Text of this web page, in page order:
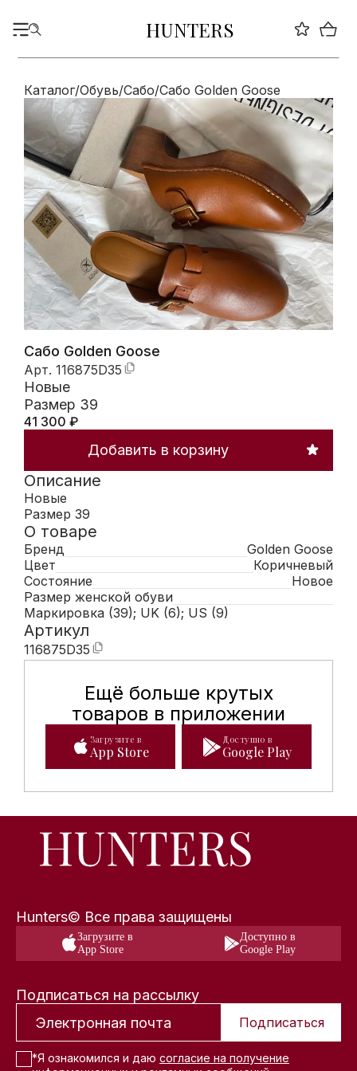
HUNTERS
Каталог/Обувь/Сабо/Сабо Golden Goose
Сабо Golden Goose
Арт. 116875D35
Новые
Размер 39
41 300 ₽
Добавить в корзину
Описание
Новые
Размер 39
О товаре
Бренд
Golden Goose
Цвет
Коричневый
Состояние
Новое
Размер женской обуви
Маркировка (39); UK (6); US (9)
Артикул
116875D35
Ещё больше крутых
товаров в приложении
Мобильное приложение
Загрузите в
App Store
Доступно в
Google Play
Hunters© Все права защищены
Загрузите в
App Store
Доступно в
Google Play
Подписаться на рассылку
Подписаться
*Я ознакомился и даю согласие на получение